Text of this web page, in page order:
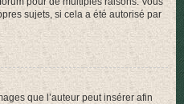
sujets, si cela a été autorisé par
que l’auteur peut insérer afin